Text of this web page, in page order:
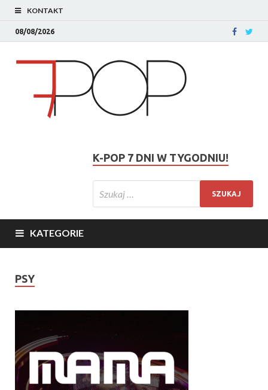
KONTAKT
08/08/2026
K-POP 7 DNI W TYGODNIU!
KATEGORIE
PSY